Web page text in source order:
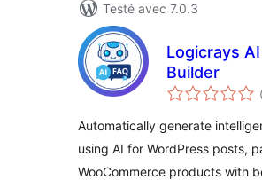
Testé avec 7.0.3
Logicrays AI
Builder
Automatically generate
using AI for WordPress posts,
WooCommerce products with